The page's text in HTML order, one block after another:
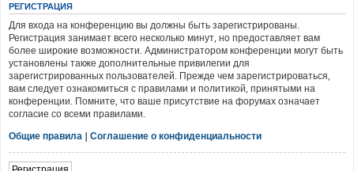
РЕГИСТРАЦИЯ
Для входа на конференцию вы должны быть зарегистрированы.
Регистрация занимает всего несколько минут, но предоставляет вам
более широкие возможности. Администратором конференции могут быть
установлены также дополнительные привилегии для
зарегистрированных пользователей. Прежде чем зарегистрироваться,
вам следует ознакомиться с правилами и политикой, принятыми на
конференции. Помните, что ваше присутствие на форумах означает
согласие со всеми правилами.
Общие правила | Соглашение о конфиденциальности
Регистрация